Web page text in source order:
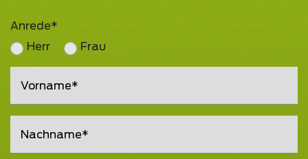
Anrede
Herr
Frau
Vorname
Nachname